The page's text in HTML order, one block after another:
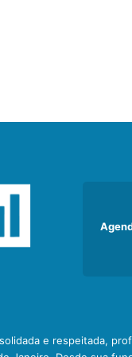
e respeitada,